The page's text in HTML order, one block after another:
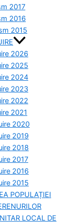
2017
2016
2015
2026
2025
2024
2023
2022
2021
2020
2019
2018
2017
2016
2015
POPULAȚIEI
LOCAL DE